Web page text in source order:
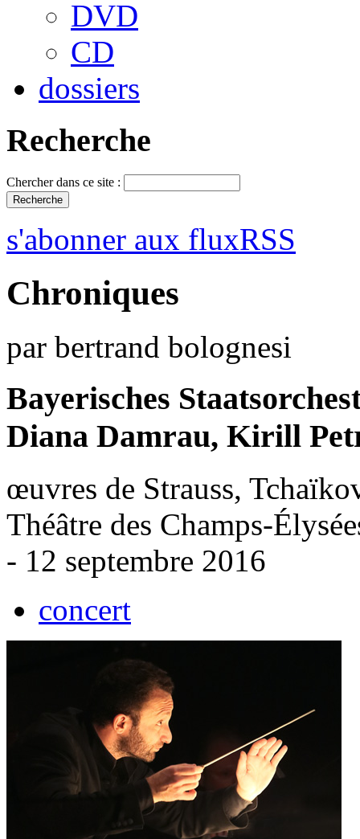
DVD
CD
dossiers
Recherche
Chercher dans ce site :
s'abonner aux fluxRSS
Chroniques
par bertrand bolognesi
Bayerisches
Diana Damrau, Kirill
œuvres de Strauss,
Théâtre des Champs-
- 12 septembre 2016
concert